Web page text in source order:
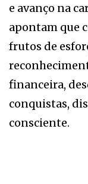
e avanço na
apontam que
frutos de
financeira,
conquistas,
consciente.